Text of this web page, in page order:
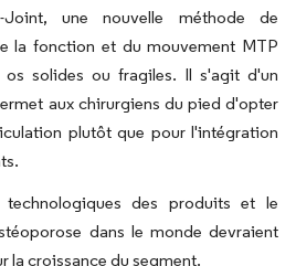
Joint, une nouvelle méthode de
la fonction et du mouvement MTP
solides ou fragiles. Il s'agit d'un
aux chirurgiens du pied d'opter
plutôt que pour l'intégration
des produits et le
dans le monde devraient
la croissance du segment.